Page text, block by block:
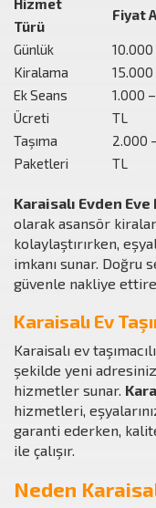
Hizmet
Türü
Fiyat
Günlük
Kiralama
10.000
15.000
Ek Seans
Ücreti
1.000
TL
Taşıma
Paketleri
2.000
TL
Karaisalı Evden
olarak asansör
kolaylaştırırken,
imkanı sunar. Doğru
güvenle nakliye
Karaisalı Ev
Karaisalı ev
şekilde yeni
hizmetler sunar.
hizmetleri,
garanti ederken,
ile çalışır.
Neden